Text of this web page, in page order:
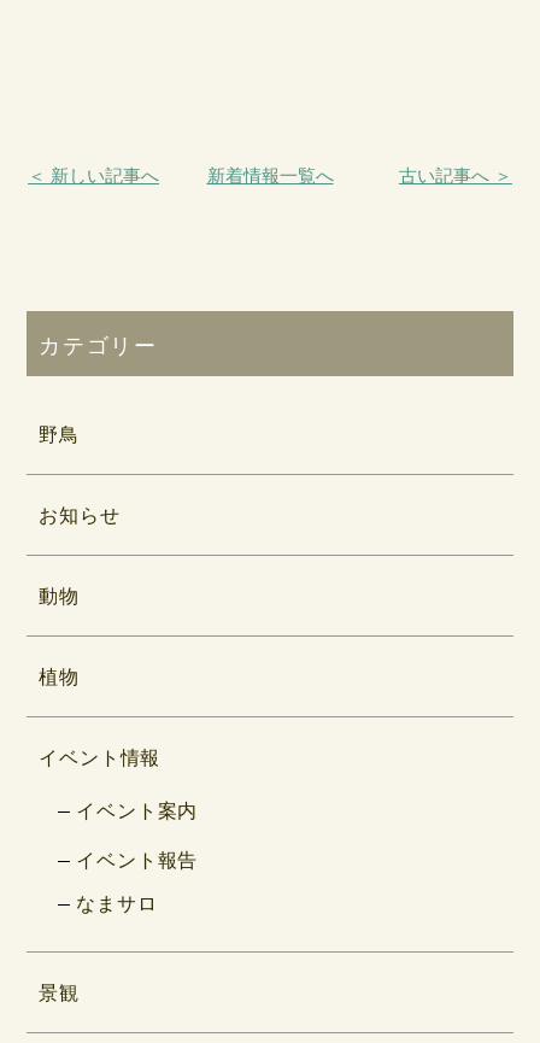
＜ 新しい記事へ 新着情報一覧へ 古い記事へ ＞
カテゴリー
野鳥
お知らせ
動物
植物
イベント情報
イベント案内
イベント報告
なまサロ
景観